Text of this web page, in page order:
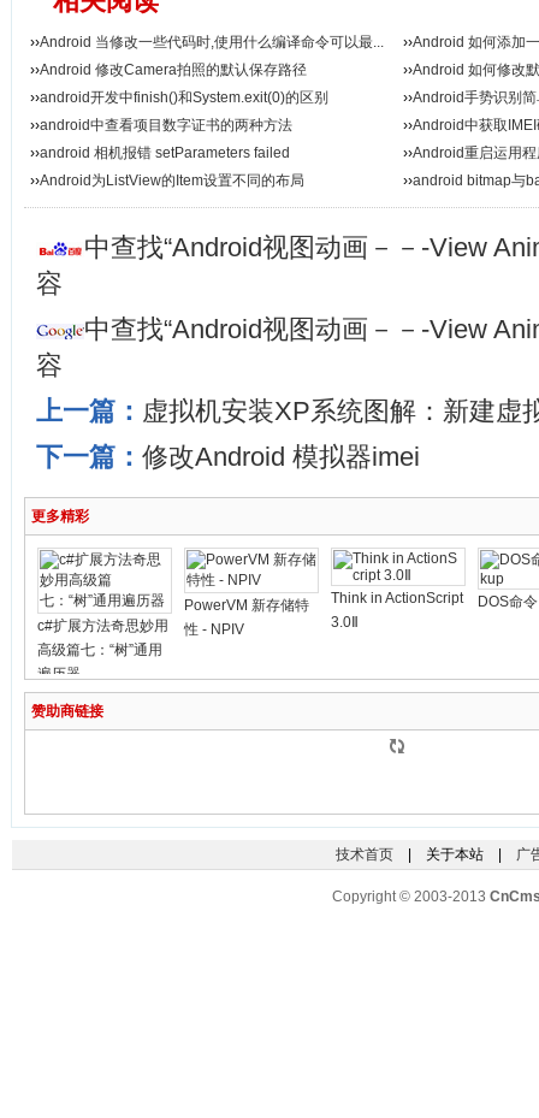
››Android 当修改一些代码时,使用什么编译命令可以最... ››Android 如何添加
››Android 修改Camera拍照的默认保存路径 ››Android 如何修改
››android开发中finish()和System.exit(0)的区别 ››Android手势识别
››android中查看项目数字证书的两种方法 ››Android中获取
››android 相机报错 setParameters failed ››Android重启运用
››Android为ListView的Item设置不同的布局 ››android bitmap与
中查找“Android视图动画－－-View
容
中查找“Android视图动画－－-View
容
上一篇： 虚拟机安装XP系统图解：新建虚
下一篇： 修改Android 模拟器imei
更多精彩
c#扩展方法奇思妙用
高级篇七：“树”通用
遍历器
PowerVM 新存储特
性 - NPIV
Think in ActionScript
3.0Ⅱ
DOS命
赞助商链接
技术首页| 关于本站 | 广
Copyright © 2003-2013